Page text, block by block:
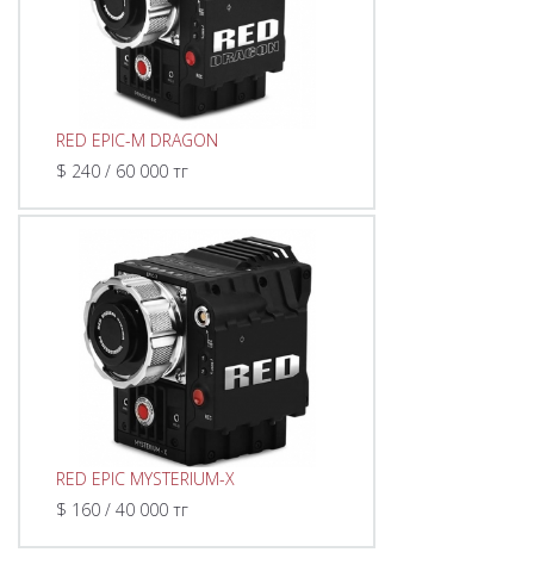
RED EPIC-M DRAGON
$ 240 / 60 000 тг
RED EPIC MYSTERIUM-X
$ 160 / 40 000 тг